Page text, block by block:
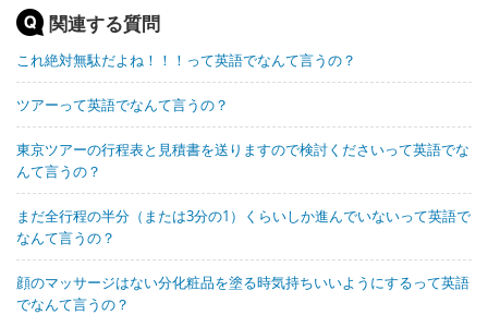
関連する質問
これ絶対無駄だよね！！！って英語でなんて言うの？
ツアーって英語でなんて言うの？
東京ツアーの行程表と見積書を送りますので検討くださいって英語でな
んて言うの？
まだ全行程の半分（または3分の1）くらいしか進んでいないって英語で
なんて言うの？
顔のマッサージはない分化粧品を塗る時気持ちいいようにするって英語
でなんて言うの？